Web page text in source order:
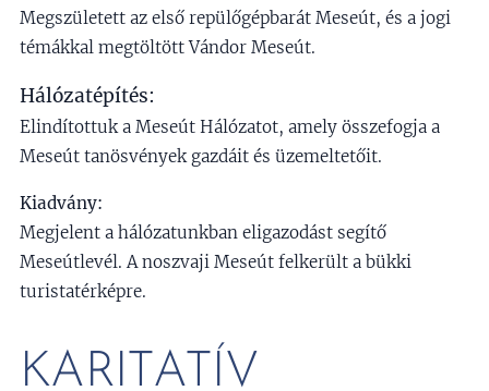
Megszületett az első repülőgépbarát Meseút, és a jogi
témákkal megtöltött Vándor Meseút.
Hálózatépítés:
Elindítottuk a Meseút Hálózatot, amely összefogja a
Meseút tanösvények gazdáit és üzemeltetőit.
Kiadvány:
Megjelent a hálózatunkban eligazodást segítő
Meseútlevél. A noszvaji Meseút felkerült a bükki
turistatérképre.
KARITATÍV